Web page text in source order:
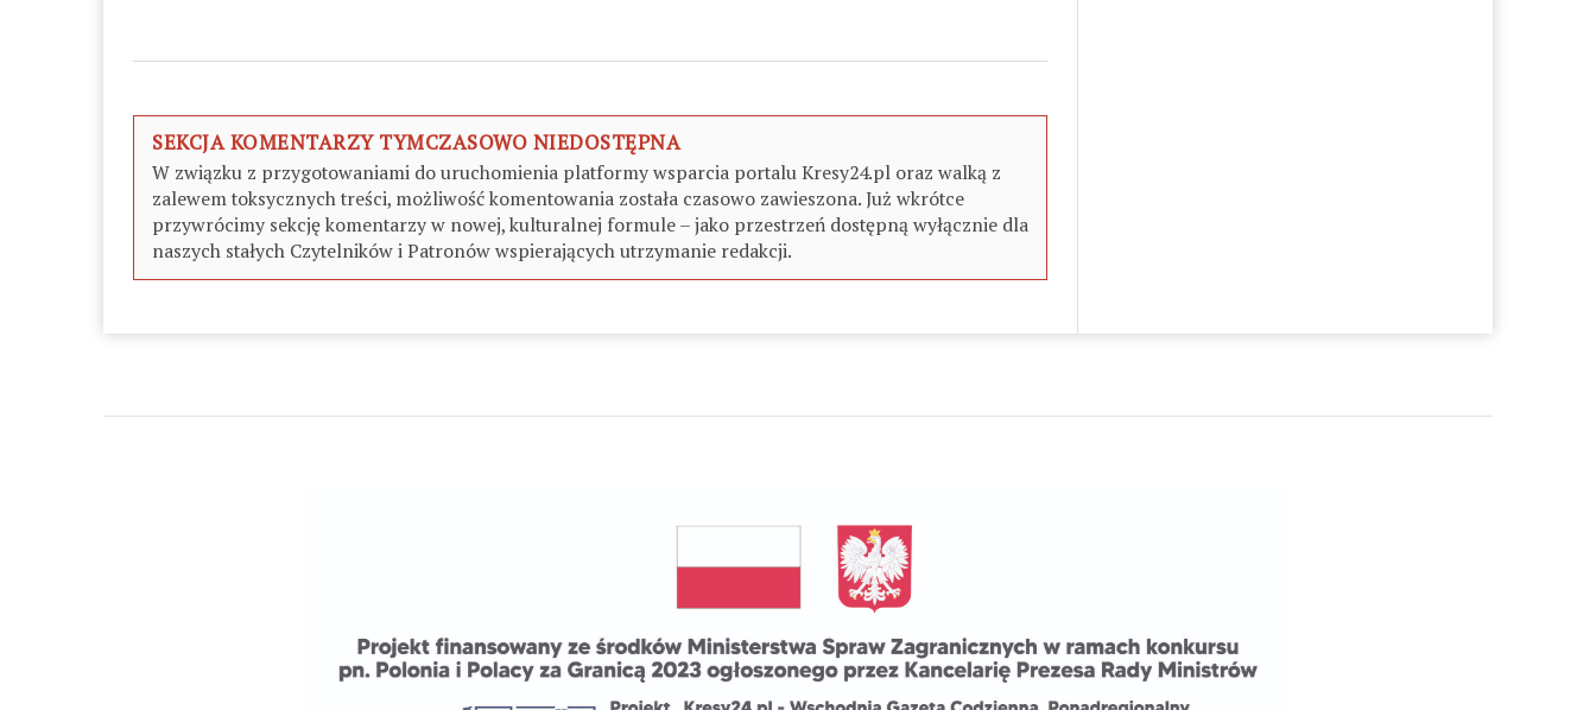
SEKCJA KOMENTARZY TYMCZASOWO NIEDOSTĘPNA
W związku z przygotowaniami do uruchomienia platformy wsparcia portalu Kresy24.pl oraz walką z
zalewem toksycznych treści, możliwość komentowania została czasowo zawieszona. Już wkrótce
przywrócimy sekcję komentarzy w nowej, kulturalnej formule – jako przestrzeń dostępną wyłącznie dla
naszych stałych Czytelników i Patronów wspierających utrzymanie redakcji.